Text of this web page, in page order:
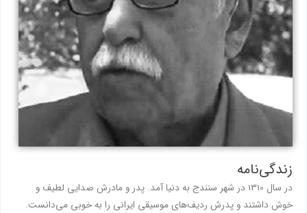
زندگی‌نامه
در سال 1310 در شهر سنندج به دنیا آمد. پدر و مادرش صدایی لطیف و
خوش داشتند و پدرش ردیف‌های موسیقی ایرانی را به خوبی می‌دانست.